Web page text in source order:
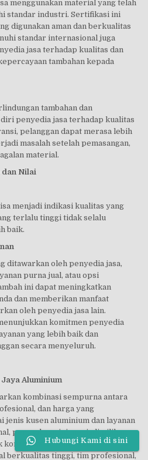
menggunakan material yang telah
standar industri. Sertifikasi ini
digunakan aman dan berkualitas
standar internasional juga
jasa terhadap kualitas dan
tambahan kepada
tambahan dan
penyedia jasa terhadap kualitas
pelanggan dapat merasa lebih
masalah setelah pemasangan,
material.
dan Nilai
menjadi indikasi kualitas yang
terlalu tinggi tidak selalu
baik.
ditawarkan oleh penyedia jasa,
purna jual, atau opsi
ini dapat meningkatkan
dan memberikan manfaat
oleh penyedia jasa lain.
komitmen penyedia
yang lebih baik dan
secara menyeluruh.
Aluminium
kombinasi sempurna antara
dan harga yang
jenis kusen aluminium dan layanan
perusahaan ini menjadi pilihan
konstruksi di Indonesia.
berkualitas tinggi, tim profesional,
Hubungi Kami di sini